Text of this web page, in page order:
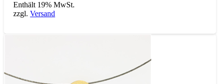
Enthält 19% MwSt.
zzgl.Versand